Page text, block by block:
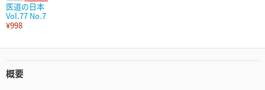
医道の日本
Vol.77 No.7
¥998
概要